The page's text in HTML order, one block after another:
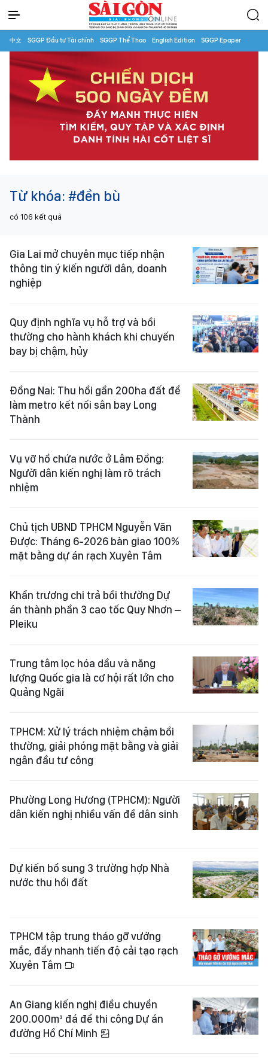
中文 SGGP Đầu tư Tài chính SGGP Thể Thao English Edition SGGP Epaper
Từ khóa: #đền bù
có 106 kết quả
Gia Lai mở chuyên mục tiếp nhận
thông tin ý kiến người dân, doanh
nghiệp
Quy định nghĩa vụ hỗ trợ và bồi
thường cho hành khách khi chuyến
bay bị chậm, hủy
Đồng Nai: Thu hồi gần 200ha đất để
làm metro kết nối sân bay Long
Thành
Vụ vỡ hồ chứa nước ở Lâm Đồng:
Người dân kiến nghị làm rõ trách
nhiệm
Chủ tịch UBND TPHCM Nguyễn Văn
Được: Tháng 6-2026 bàn giao 100%
mặt bằng dự án rạch Xuyên Tâm
Khẩn trương chi trả bồi thường Dự
án thành phần 3 cao tốc Quy Nhơn –
Pleiku
Trung tâm lọc hóa dầu và năng
lượng Quốc gia là cơ hội rất lớn cho
Quảng Ngãi
TPHCM: Xử lý trách nhiệm chậm bồi
thường, giải phóng mặt bằng và giải
ngân đầu tư công
Phường Long Hương (TPHCM): Người
dân kiến nghị nhiều vấn đề dân sinh
Dự kiến bổ sung 3 trường hợp Nhà
nước thu hồi đất
TPHCM tập trung tháo gỡ vướng
mắc, đẩy nhanh tiến độ cải tạo rạch
Xuyên Tâm
An Giang kiến nghị điều chuyển
200.000m³ đá để thi công Dự án
đường Hồ Chí Minh